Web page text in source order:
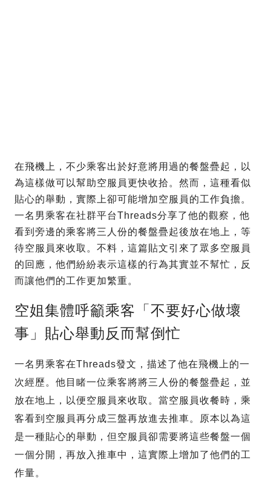
在飛機上，不少乘客出於好意將用過的餐盤疊起，以
為這樣做可以幫助空服員更快收拾。然而，這種看似
貼心的舉動，實際上卻可能增加空服員的工作負擔。
一名男乘客在社群平台Threads分享了他的觀察，他
看到旁邊的乘客將三人份的餐盤疊起後放在地上，等
待空服員來收取。不料，這篇貼文引來了眾多空服員
的回應，他們紛紛表示這樣的行為其實並不幫忙，反
而讓他們的工作更加繁重。
空姐集體呼籲乘客「不要好心做壞
事」貼心舉動反而幫倒忙
一名男乘客在Threads發文，描述了他在飛機上的一
次經歷。他目睹一位乘客將將三人份的餐盤疊起，並
放在地上，以便空服員來收取。當空服員收餐時，乘
客看到空服員再分成三盤再放進去推車。原本以為這
是一種貼心的舉動，但空服員卻需要將這些餐盤一個
一個分開，再放入推車中，這實際上增加了他們的工
作量。